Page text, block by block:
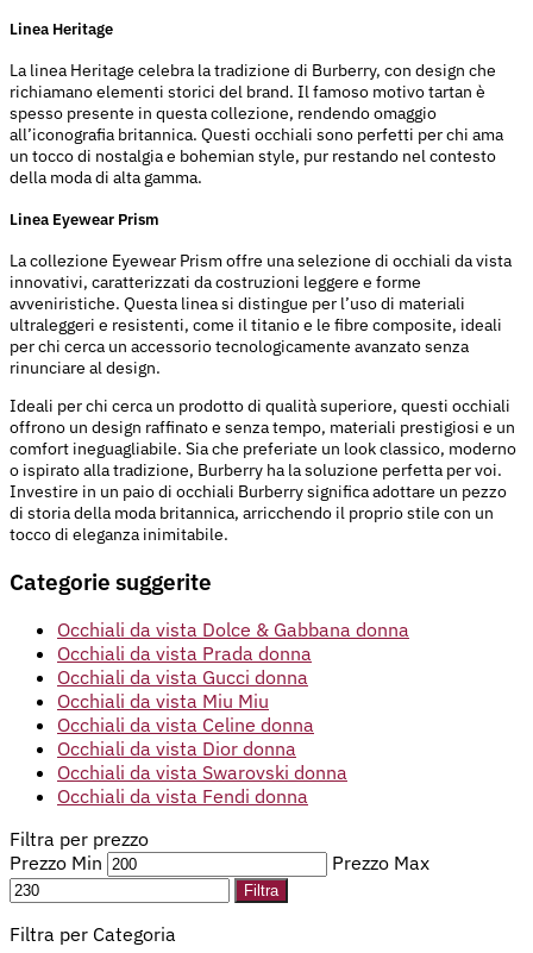
Linea Heritage
La linea Heritage celebra la tradizione di Burberry, con design che
richiamano elementi storici del brand. Il famoso motivo tartan è
spesso presente in questa collezione, rendendo omaggio
all’iconografia britannica. Questi occhiali sono perfetti per chi ama
un tocco di nostalgia e bohemian style, pur restando nel contesto
della moda di alta gamma.
Linea Eyewear Prism
La collezione Eyewear Prism offre una selezione di occhiali da vista
innovativi, caratterizzati da costruzioni leggere e forme
avveniristiche. Questa linea si distingue per l’uso di materiali
ultraleggeri e resistenti, come il titanio e le fibre composite, ideali
per chi cerca un accessorio tecnologicamente avanzato senza
rinunciare al design.
Ideali per chi cerca un prodotto di qualità superiore, questi occhiali
offrono un design raffinato e senza tempo, materiali prestigiosi e un
comfort ineguagliabile. Sia che preferiate un look classico, moderno
o ispirato alla tradizione, Burberry ha la soluzione perfetta per voi.
Investire in un paio di occhiali Burberry significa adottare un pezzo
di storia della moda britannica, arricchendo il proprio stile con un
tocco di eleganza inimitabile.
Categorie suggerite
Occhiali da vista Dolce & Gabbana donna
Occhiali da vista Prada donna
Occhiali da vista Gucci donna
Occhiali da vista Miu Miu
Occhiali da vista Celine donna
Occhiali da vista Dior donna
Occhiali da vista Swarovski donna
Occhiali da vista Fendi donna
Filtra per prezzo
Prezzo Min
Prezzo Max
Filtra
Filtra per Categoria